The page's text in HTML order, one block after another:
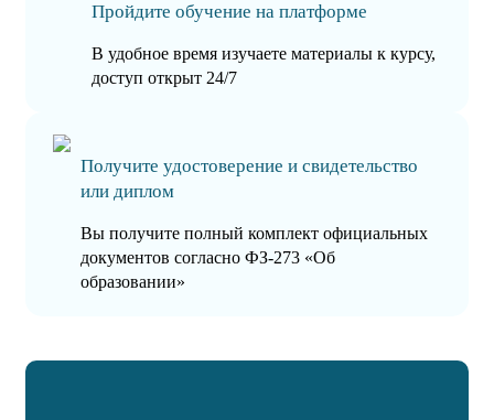
Пройдите обучение на платформе
В удобное время изучаете материалы к курсу,
доступ открыт 24/7
Получите удостоверение и свидетельство
или диплом
Вы получите полный комплект официальных
документов согласно ФЗ-273 «Об
образовании»